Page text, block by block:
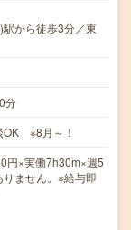
から徒歩3分／東
分
※8月～！
×実働7h30m×週5
ません。※給与即